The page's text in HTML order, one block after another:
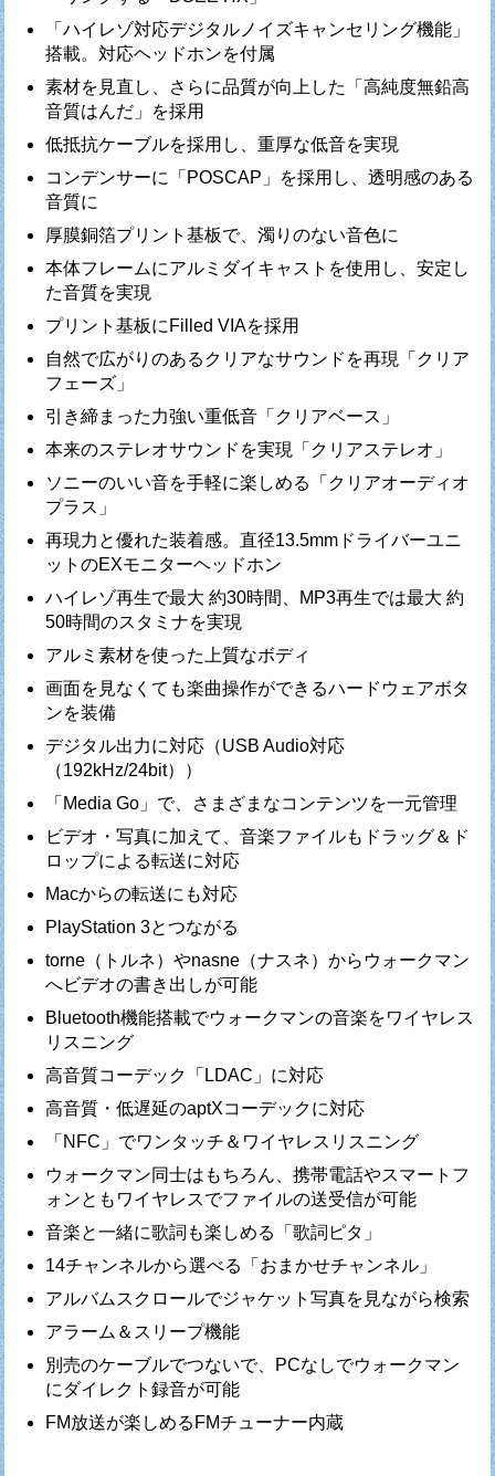
「ハイレゾ対応デジタルノイズキャンセリング機能」
搭載。対応ヘッドホンを付属
素材を見直し、さらに品質が向上した「高純度無鉛高
音質はんだ」を採用
低抵抗ケーブルを採用し、重厚な低音を実現
コンデンサーに「POSCAP」を採用し、透明感のある
音質に
厚膜銅箔プリント基板で、濁りのない音色に
本体フレームにアルミダイキャストを使用し、安定し
た音質を実現
プリント基板にFilled VIAを採用
自然で広がりのあるクリアなサウンドを再現「クリア
フェーズ」
引き締まった力強い重低音「クリアベース」
本来のステレオサウンドを実現「クリアステレオ」
ソニーのいい音を手軽に楽しめる「クリアオーディオ
プラス」
再現力と優れた装着感。直径13.5mmドライバーユニ
ットのEXモニターヘッドホン
ハイレゾ再生で最大 約30時間、MP3再生では最大 約
50時間のスタミナを実現
アルミ素材を使った上質なボディ
画面を見なくても楽曲操作ができるハードウェアボタ
ンを装備
デジタル出力に対応（USB Audio対応
（192kHz/24bit））
「Media Go」で、さまざまなコンテンツを一元管理
ビデオ・写真に加えて、音楽ファイルもドラッグ＆ド
ロップによる転送に対応
Macからの転送にも対応
PlayStation 3とつながる
torne（トルネ）やnasne（ナスネ）からウォークマン
へビデオの書き出しが可能
Bluetooth機能搭載でウォークマンの音楽をワイヤレス
リスニング
高音質コーデック「LDAC」に対応
高音質・低遅延のaptXコーデックに対応
「NFC」でワンタッチ＆ワイヤレスリスニング
ウォークマン同士はもちろん、携帯電話やスマートフ
ォンともワイヤレスでファイルの送受信が可能
音楽と一緒に歌詞も楽しめる「歌詞ピタ」
14チャンネルから選べる「おまかせチャンネル」
アルバムスクロールでジャケット写真を見ながら検索
アラーム＆スリープ機能
別売のケーブルでつないで、PCなしでウォークマン
にダイレクト録音が可能
FM放送が楽しめるFMチューナー内蔵